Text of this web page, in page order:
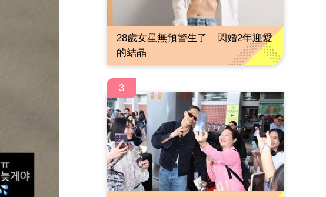
28歲女星無預警生了 閃婚2年迎愛
的結晶
3